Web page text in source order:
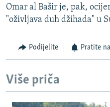
Omar al Bašir je, pak,
"oživljava duh džihada" u
Podijelite Pratite
Više priča